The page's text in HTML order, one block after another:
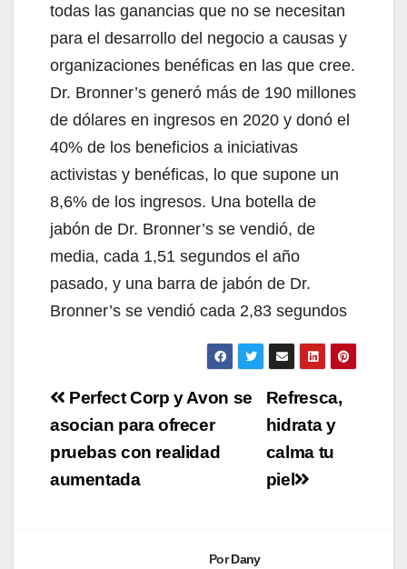
todas las ganancias que no se necesitan
para el desarrollo del negocio a causas y
organizaciones benéficas en las que cree.
Dr. Bronner’s generó más de 190 millones
de dólares en ingresos en 2020 y donó el
40% de los beneficios a iniciativas
activistas y benéficas, lo que supone un
8,6% de los ingresos. Una botella de
jabón de Dr. Bronner’s se vendió, de
media, cada 1,51 segundos el año
pasado, y una barra de jabón de Dr.
Bronner’s se vendió cada 2,83 segundos
Navegación
de
entradas
Refresca,
hidrata y
calma tu
piel
Perfect Corp y Avon se
asocian para ofrecer
pruebas con realidad
aumentada
PorDany